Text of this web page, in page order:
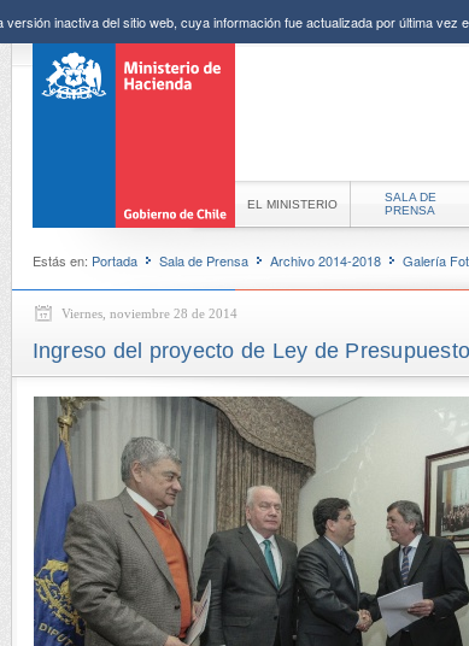
versión inactiva del sitio web, cuya información fue actualizada por última
EL MINISTERIO
SALA DE
PRENSA
Estás en: Portada Sala de Prensa Archivo 2014-2018 Galería
Viernes, noviembre 28 de 2014
Ingreso del proyecto de Ley de